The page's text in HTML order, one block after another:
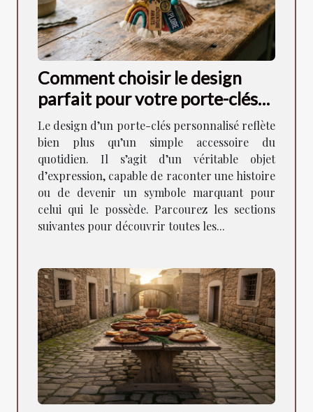
Comment choisir le design
parfait pour votre porte-clés
personnalisé ?
Le design d’un porte-clés personnalisé reflète
bien plus qu’un simple accessoire du
quotidien. Il s’agit d’un véritable objet
d’expression, capable de raconter une histoire
ou de devenir un symbole marquant pour
celui qui le possède. Parcourez les sections
suivantes pour découvrir toutes les...